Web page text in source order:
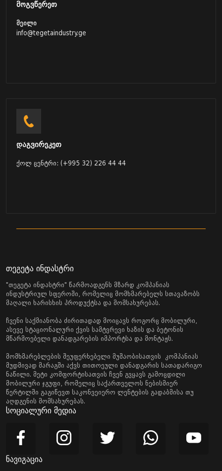
მოგვწერეთ
მეილი
info@tegetaindustry.ge
დაგვირეკეთ
ქოლ ცენტრი: (+995 32) 226 44 44
თეგეტა ინდასტრი
"თეგეტა ინდასტრი" წარმოადგენს მზარდ კომპანიას
ინდუსტრიულ სფეროში, რომელიც მომხმარებელს სთავაზობს
მაღალი ხარისხის პროდუქტსა და მომსახურებას.
ჩვენი საქმიანობა ძირითადად მოიცავს როგორც მობილური,
ასევე სტაციონალური ქვის სამტვრევი ხაზის და ბეტონის
მწარმოებელი დანადგარების იმპორტსა და მონტაჟს.
მომხმარებლების შეუფერხებელი მუშაობისათვის კომპანიას
მუდმივად მარაგში აქვს თითოეული დანადგარის სათადარიგო
ნაწილი. მეტი კომფორტისათვის ჩვენ გვყავს გამოცდილი
მობილური ჯგუფი, რომელიც საქართველოს ნებისმიერ
წერტილში გაგიწევთ საკონვეიერო ლენტების გადაბმისა თუ
აღდგენის მომსახურებას.
სოციალური მედია
ნავიგაცია